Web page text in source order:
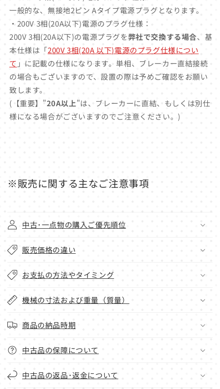
一般的な、無接地2ピン Aタイプ電源プラグとなります。
・200V 3相(20A以下)電源のプラグ仕様：
200V 3相(20A以下)の電源プラグを弊社で交換する場合、基
本仕様は「200V 3相(20A 以下)電源のプラグ仕様につい
て 」に記載の仕様になります。単相、ブレーカー直結接続
の場合もございますので、設置の際は予めご確認をお願い
致します。
(【重要】"20A以上"は、ブレーカーに直結、もしくは別仕
様になる場合がございますのでご注意ください。)
※販売に関する主なご注意事項
中古･一点物の購入ご優先順位
販売価格の違い
お支払の方法やタイミング
機械の寸法および重量（質量）
商品の納品時期
中古品の保障について
中古品の返品･返金について